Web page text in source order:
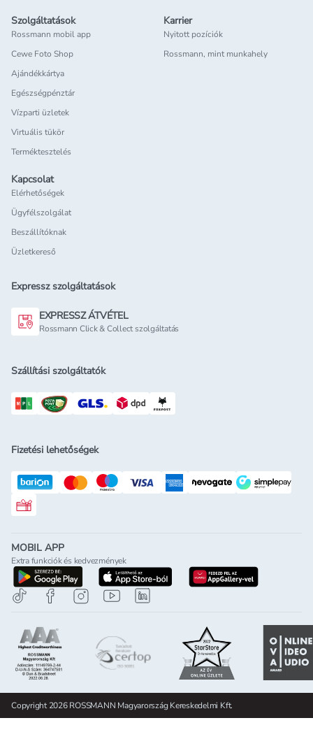
Szolgáltatások
Rossmann mobil app
Cewe Foto Shop
Ajándékkártya
Egészségpénztár
Vízparti üzletek
Virtuális tükör
Terméktesztelés
Karrier
Nyitott pozíciók
Rossmann, mint munkahely
Kapcsolat
Elérhetőségek
Ügyfélszolgálat
Beszállítóknak
Üzletkereső
Expressz szolgáltatások
EXPRESSZ ÁTVÉTEL
Rossmann Click & Collect szolgáltatás
Szállítási szolgáltatók
Fizetési lehetőségek
Rossmann ajándékkártya
MOBIL APP
Extra funkciók és kedvezmények
letöltés a google-play-rölletöltés az app-store-ból
letöltés
Copyright 2026 ROSSMANN Magyarország Kereskedelmi Kft.